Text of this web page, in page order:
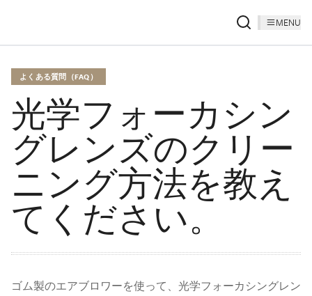
MENU
よくある質問（FAQ）
光学フォーカシン
グレンズのクリー
ニング方法を教え
てください。
ゴム製のエアブロワーを使って、光学フォーカシングレン